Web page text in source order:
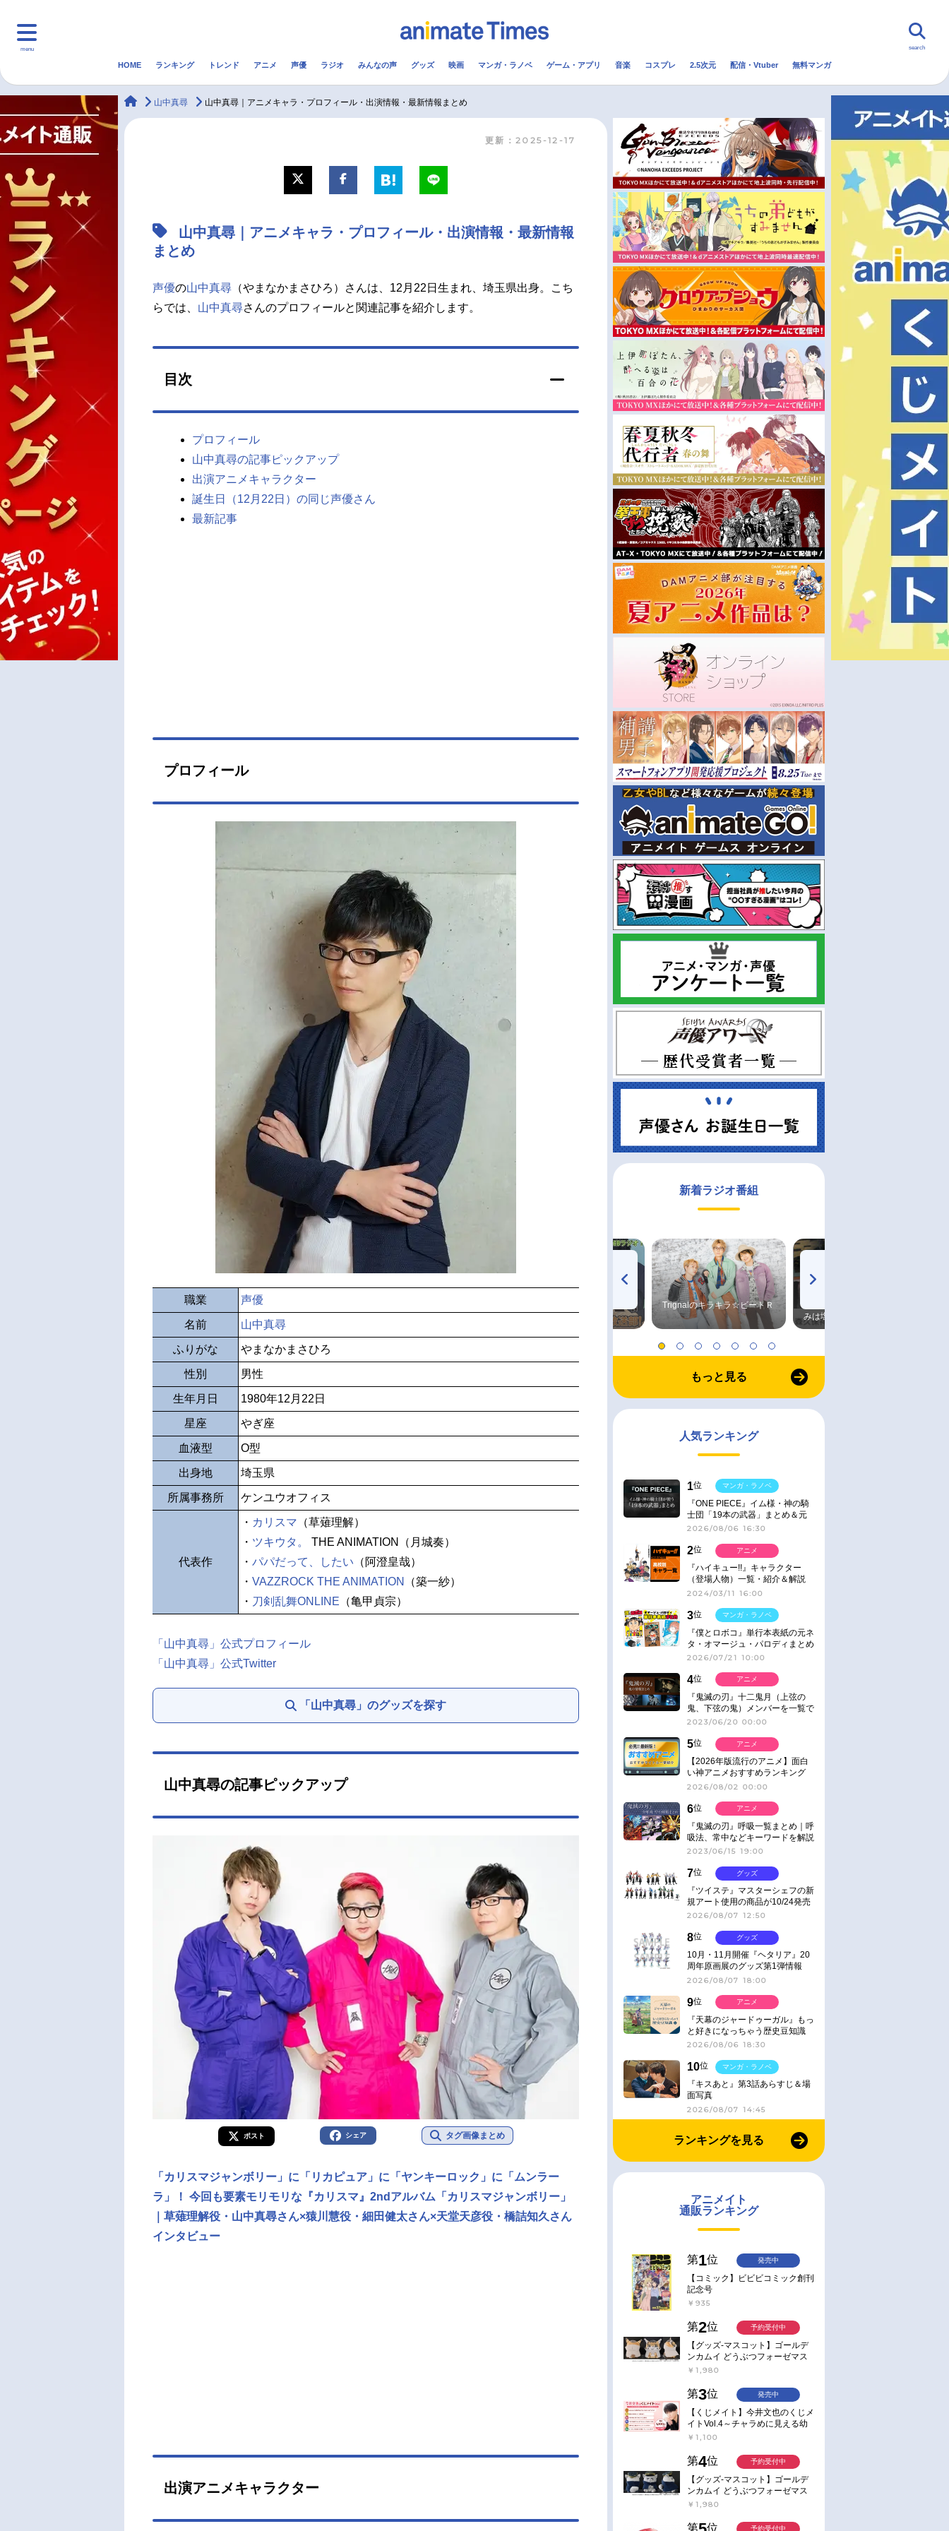
menu
マンガ・ラノベ 2.5次元 配信・Vtuber トレンド 無料マンガ
声優記事一覧
アニメ映画一覧
男性声優/女性声優一覧
今期アニメ曜日別一覧
夏アニメ
秋アニメ
冬アニメ
search
HOME ランキング トレンド アニメ 声優 ラジオ みんなの声 グッズ 映画 マンガ・ラノベ ゲーム・アプリ 音楽 コスプレ 2.5次元 配信・Vtuber 無料マンガ
animateTimes
山中真尋 山中真尋｜アニメキャラ・プロフィール・出演情報・最新情報まとめ
更新：2025-12-17
山中真尋｜アニメキャラ・プロフィール・出演情報・最新情報
まとめ
声優の山中真尋 （やまなかまさひろ）さんは、12月22日生まれ、埼玉県出身。こち
らでは、 山中真尋さんのプロフィールと関連記事を紹介します。
目次
プロフィール
山中真尋の記事ピックアップ
出演アニメキャラクター
誕生日（12月22日）の同じ声優さん
最新記事
プロフィール
職業 声優
名前 山中真尋
ふりがな やまなかまさひろ
性別 男性
生年月日 1980年12月22日
星座 やぎ座
血液型 O型
出身地 埼玉県
所属事務所 ケンユウオフィス
代表作
・ カリスマ （草薙理解）
・ ツキウタ。
THE ANIMATION（月城奏）
・ パパだって、したい （阿澄皇哉）
・ VAZZROCK THE ANIMATION
（築一紗）
・ 刀剣乱舞ONLINE （亀甲貞宗）
「山中真尋」公式プロフィール
「山中真尋」公式Twitter
「山中真尋」のグッズを探す
山中真尋の記事ピックアップ
ポスト シェア タグ画像まとめ
「カリスマジャンボリー」に「リカピュア」に「ヤンキーロック」に「ムンラー
ラ」！ 今回も要素モリモリな『カリスマ』2ndアルバム「カリスマジャンボリー」
｜草薙理解役・山中真尋さん×猿川慧役・細田健太さん×天堂天彦役・橋詰知久さん
インタビュー
出演アニメキャラクター
新着ラジオ番組
radio 大直会 2nd season
Trignalのキラキラ☆ビートＲ
みは塩だけ
もっと見る
人気ランキング
1位
『ONE PIECE』イム様・神の騎
士団「19本の武器」まとめ＆元
ネタ
2026/08/06 16:30
マンガ・ラノベ
2位
『ハイキュー!!』キャラクター
（登場人物）一覧・紹介＆解説
2024/03/11 16:00
アニメ
3位
『僕とロボコ』単行本表紙の元ネ
タ・オマージュ・パロディまとめ
2026/07/21 10:00
マンガ・ラノベ
4位
『鬼滅の刃』十二鬼月（上弦の
鬼、下弦の鬼）メンバーを一覧で
紹介＆解説（登場鬼の情報まと
2023/06/20 00:00
アニメ
5位
【2026年版流行のアニメ】面白
い神アニメおすすめランキング
【名作・話題作】｜ジャンル別人
2026/08/02 00:00
アニメ
6位
『鬼滅の刃』呼吸一覧まとめ｜呼
吸法、常中などキーワードを解説
2023/06/15 19:00
アニメ
7位
『ツイステ』マスターシェフの新
規アート使用の商品が10/24発売
2026/08/07 12:50
グッズ
8位
10月・11月開催『ヘタリア』20
周年原画展のグッズ第1弾情報
2026/08/07 18:00
グッズ
9位
『天幕のジャードゥーガル』もっ
と好きになっちゃう歴史豆知識
2026/08/06 18:30
アニメ
10位
『キスあと』第3話あらすじ＆場
面写真
2026/08/07 14:45
マンガ・ラノベ
ランキングを見る
アニメイト
通販ランキング
第1位
【コミック】ビビビコミック創刊
記念号
￥935
発売中
第2位
【グッズ-マスコット】ゴールデ
ンカムイ どうぶつフォーゼマス
コット 4.尾形百之助【再販】
￥1,980
予約受付中
第3位
【くじメイト】今井文也のくじメ
イトVol.4～チャラめに見える幼
馴染、実は一途で独占欲が強いん
￥1,100
発売中
第4位
【グッズ-マスコット】ゴールデ
ンカムイ どうぶつフォーゼマス
コット 5.月島軍曹【再販】
￥1,980
予約受付中
第 位 予約受付中